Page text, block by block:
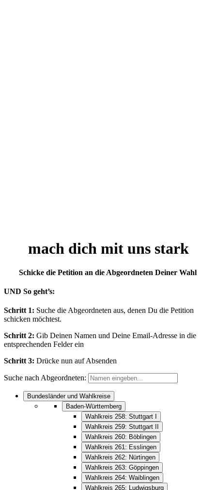
mach dich mit uns stark
Schicke die Petition an die Abgeordneten Deiner Wahl
UND So geht’s:
Schritt 1: Suche die Abgeordneten aus, denen Du die Petition
schicken möchtest.
Schritt 2: Gib Deinen Namen und Deine Email-Adresse in die
entsprechenden Felder ein
Schritt 3: Drücke nun auf Absenden
Suche nach Abgeordneten:
Bundesländer und Wahlkreise
Baden-Württemberg
Wahlkreis 258: Stuttgart I
Wahlkreis 259: Stuttgart II
Wahlkreis 260: Böblingen
Wahlkreis 261: Esslingen
Wahlkreis 262: Nürtingen
Wahlkreis 263: Göppingen
Wahlkreis 264: Waiblingen
Wahlkreis 265: Ludwigsburg